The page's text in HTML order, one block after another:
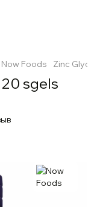
Foods Zinc
sgels